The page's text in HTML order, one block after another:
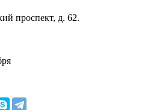
проспект, д. 62.